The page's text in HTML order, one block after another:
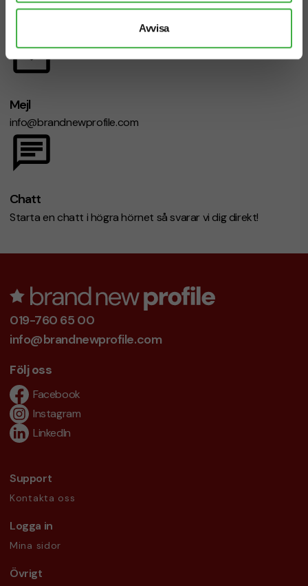
Avvisa
Telefon: 019-760 65 00
Mejl
info@brandnewprofile.com
Chatt
Starta en chatt i högra hörnet så svarar vi dig direkt!
019-760 65 00
info@brandnewprofile.com
Följ oss
Facebook
Instagram
LinkedIn
Support
Kontakta oss
Logga in
Mina sidor
Övrigt